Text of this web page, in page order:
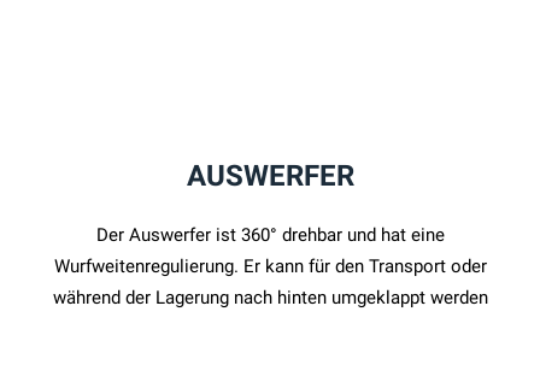
AUSWERFER
Der Auswerfer ist 360° drehbar und hat eine
Wurfweitenregulierung. Er kann für den Transport oder
während der Lagerung nach hinten umgeklappt werden